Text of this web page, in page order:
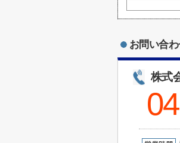
お問い合
株式